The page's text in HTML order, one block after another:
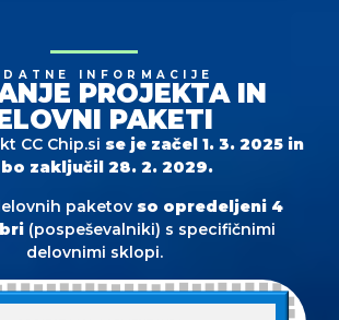
INFORMACIJE
PROJEKTA IN
PAKETI
CC Chip.si se je začel 1. 3. 2025 in
bo zaključil 28. 2. 2029.
paketov so opredeljeni 4
(pospeševalniki) s specifičnimi
delovnimi sklopi.